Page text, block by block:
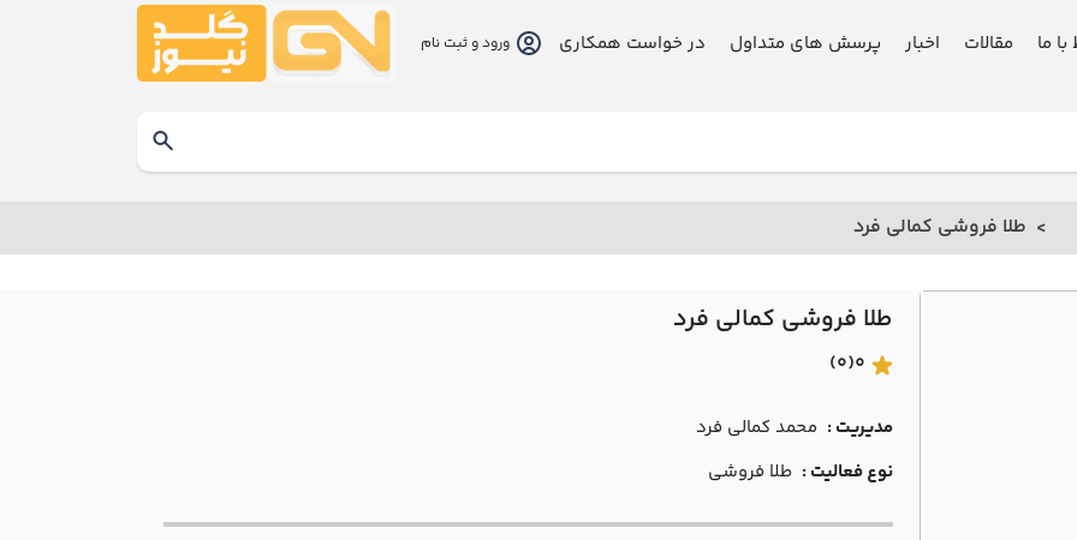
با ما مقالات اخبار پرسش های متداول در خواست همکاری ورود و ثبت نام
طلا فروشی کمالي فرد
طلا فروشی کمالي فرد
0
(0)
مدیریت : محمد کمالي فرد
نوع فعالیت : طلا فروشی